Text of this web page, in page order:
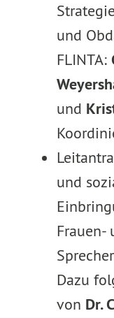
und
FLINTA:
und
und
Frauen-
Dazu
von Dr.